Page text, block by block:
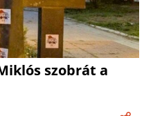
szobrát a